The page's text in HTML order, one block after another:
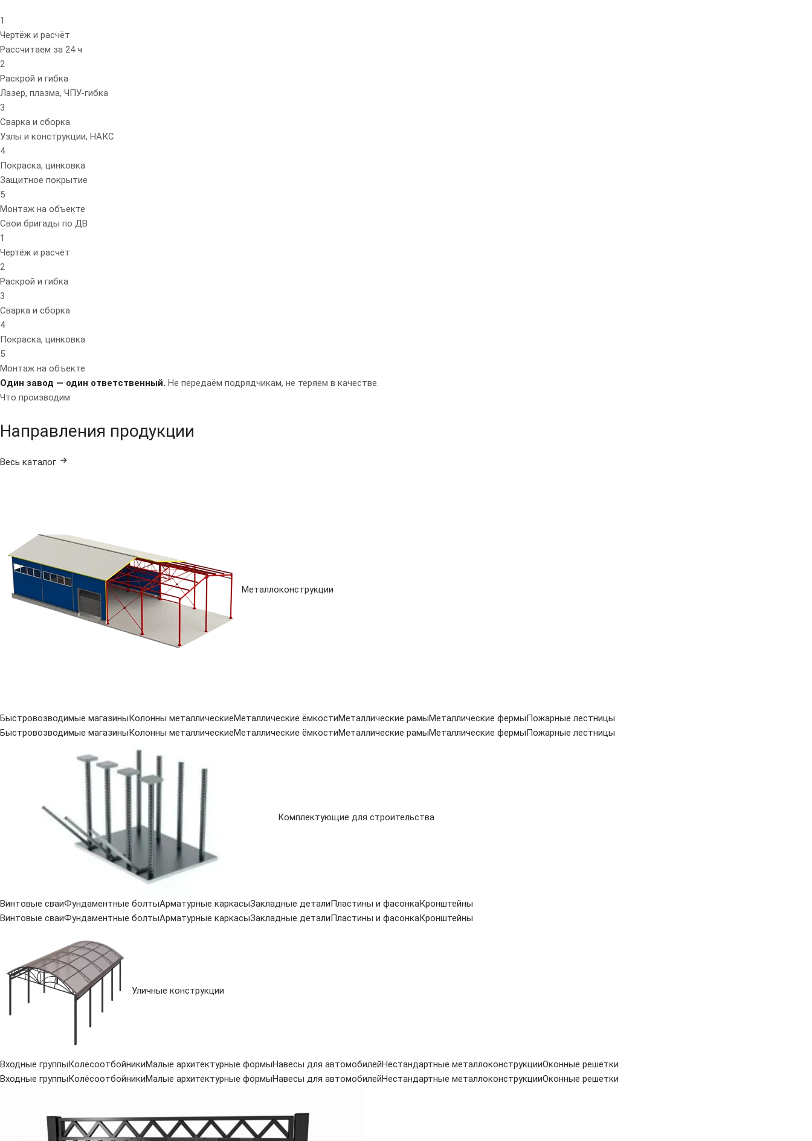
1
Чертёж и расчёт
Рассчитаем за 24 ч
2
Раскрой и гибка
Лазер, плазма, ЧПУ-гибка
3
Сварка и сборка
Узлы и конструкции, НАКС
4
Покраска, цинковка
Защитное покрытие
5
Монтаж на объекте
Свои бригады по ДВ
1
Чертёж и расчёт
2
Раскрой и гибка
3
Сварка и сборка
4
Покраска, цинковка
5
Монтаж на объекте
Один завод — один ответственный. Не передаём подрядчикам, не теряем в качестве.
Что производим
Направления продукции
Весь каталог
Металлоконструкции
Быстровозводимые магазиныКолонны металлическиеМеталлические ёмкостиМеталлические рамыМеталлические фермыПожарные лестницы
Быстровозводимые магазиныКолонны металлическиеМеталлические ёмкостиМеталлические рамыМеталлические фермыПожарные лестницы
Комплектующие для строительства
Винтовые сваиФундаментные болтыАрматурные каркасыЗакладные деталиПластины и фасонкаКронштейны
Винтовые сваиФундаментные болтыАрматурные каркасыЗакладные деталиПластины и фасонкаКронштейны
Уличные конструкции
Входные группыКолёсоотбойникиМалые архитектурные формыНавесы для автомобилейНестандартные металлоконструкцииОконные решетки
Входные группыКолёсоотбойникиМалые архитектурные формыНавесы для автомобилейНестандартные металлоконструкцииОконные решетки